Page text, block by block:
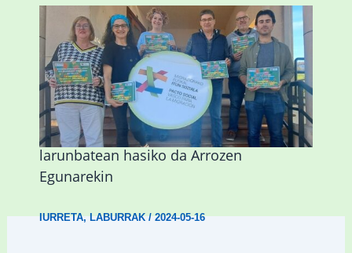
Iurretako Kultur Aniztasunaren Astea
larunbatean hasiko da Arrozen
Egunarekin
IURRETA,LABURRAK/2024-05-16